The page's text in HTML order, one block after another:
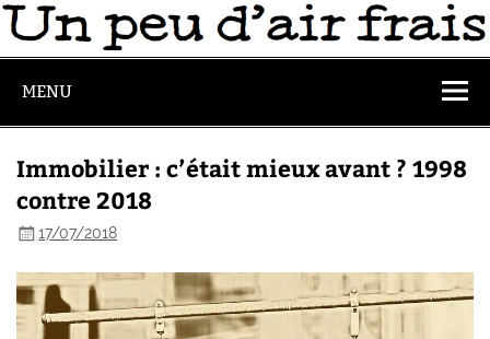
MENU
Immobilier : c’était mieux avant ? 1998
contre 2018
17/07/2018